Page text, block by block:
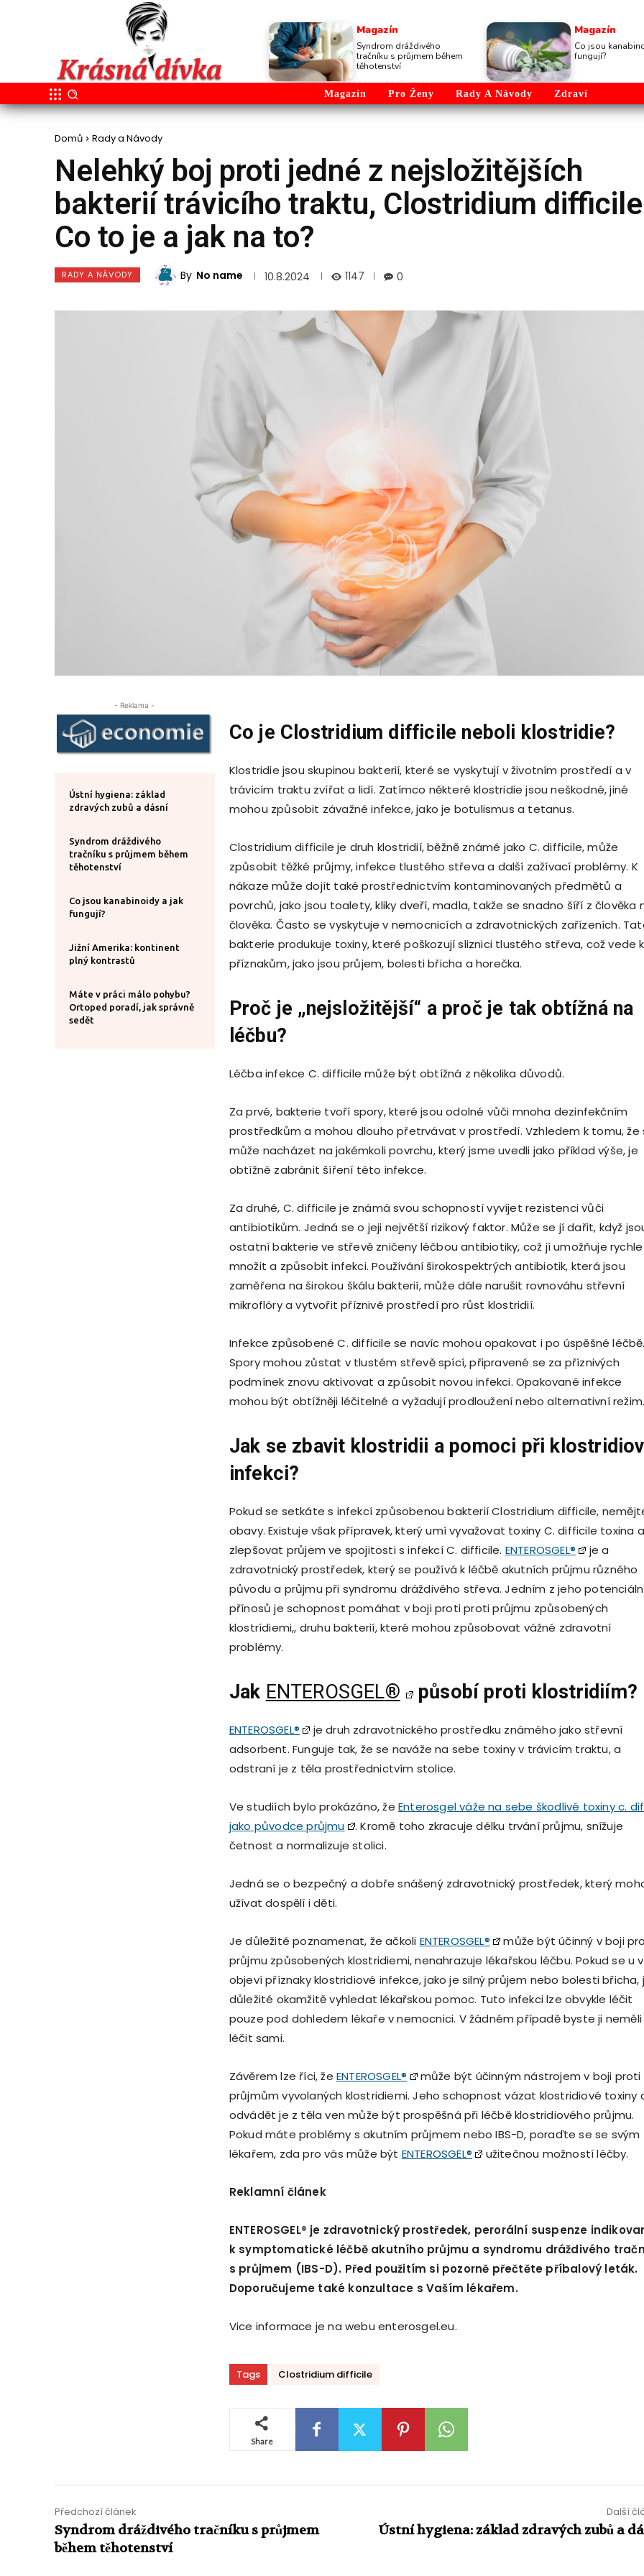
Magazín
Syndrom dráždivého
tračníku s průjmem během
těhotenství
Magazín
Co jsou
fungují?
Magazín Pro Ženy Rady A Návody Zdraví
Domů Rady a Návody
Nelehký boj proti jedné z nejsložitějších
bakterií trávicího traktu, Clostridium
Co to je a jak na to?
RADY A NÁVODY By No name 10.8.2024 1147 0
- Reklama -
Ústní hygiena: základ
zdravých zubů a dásní
Syndrom dráždivého
tračníku s průjmem během
těhotenství
Co jsou kanabinoidy a jak
fungují?
Jižní Amerika: kontinent
plný kontrastů
Máte v práci málo pohybu?
Ortoped poradí, jak správně
sedět
Co je Clostridium difficile neboli klostridie?
Klostridie jsou skupinou bakterií, které se vyskytují v životním prostředí a v
trávicím traktu zvířat a lidí. Zatímco některé klostridie jsou neškodné, jiné
mohou způsobit závažné infekce, jako je botulismus a tetanus.
Clostridium difficile je druh klostridií, běžně známé jako C. difficile, může
způsobit těžké průjmy, infekce tlustého střeva a další zažívací problémy. K
nákaze může dojít také prostřednictvím kontaminovaných předmětů a
povrchů, jako jsou toalety, kliky dveří, madla, takže se snadno šíří z člověka
člověka. Často se vyskytuje v nemocnicích a zdravotnických zařízeních.
bakterie produkuje toxiny, které poškozují sliznici tlustého střeva, což vede k
příznakům, jako jsou průjem, bolesti břicha a horečka.
Proč je „nejsložitější“ a proč je tak obtížná na
léčbu?
Léčba infekce C. difficile může být obtížná z několika důvodů.
Za prvé, bakterie tvoří spory, které jsou odolné vůči mnoha dezinfekčním
prostředkům a mohou dlouho přetrvávat v prostředí. Vzhledem k tomu, že
může nacházet na jakémkoli povrchu, který jsme uvedli jako příklad výše, je
obtížné zabránit šíření této infekce.
Za druhé, C. difficile je známá svou schopností vyvíjet rezistenci vůči
antibiotikům. Jedná se o jeji největší rizikový faktor. Může se jí dařit, když
ostatní bakterie ve střevě zničeny léčbou antibiotiky, což jí umožňuje
množit a způsobit infekci. Používání širokospektrých antibiotik, která jsou
zaměřena na širokou škálu bakterií, může dále narušit rovnováhu střevní
mikroflóry a vytvořit příznivé prostředí pro růst klostridií.
Infekce způsobené C. difficile se navíc mohou opakovat i po úspěšné
Spory mohou zůstat v tlustém střevě spící, připravené se za příznivých
podmínek znovu aktivovat a způsobit novou infekci. Opakované infekce
mohou být obtížněji léčitelné a vyžadují prodloužení nebo alternativní
Jak se zbavit klostridii a pomoci při klostridiov
infekci?
Pokud se setkáte s infekcí způsobenou bakterií Clostridium difficile,
obavy. Existuje však přípravek, který umí vyvažovat toxiny C. difficile toxina a
zlepšovat průjem ve spojitosti s infekcí C. difficile. ENTEROSGEL®
je a
zdravotnický prostředek, který se používá k léčbě akutních průjmu různého
původu a průjmu při syndromu dráždivého střeva. Jedním z jeho
přínosů je schopnost pomáhat v boji proti proti průjmu způsobených
klostrídiemi,, druhu bakterií, které mohou způsobovat vážné zdravotní
problémy.
Jak ENTEROSGEL® působí proti klostridiím?
ENTEROSGEL®
je druh zdravotnického prostředku známého jako střevní
adsorbent. Funguje tak, že se naváže na sebe toxiny v trávicím traktu, a
odstraní je z těla prostřednictvím stolice.
Ve studiích bylo prokázáno, že Enterosgel váže na sebe škodlivé toxiny c.
jako původce průjmu
. Kromě toho zkracuje délku trvání průjmu, snížuje
četnost a normalizuje stolici.
Jedná se o bezpečný a dobře snášený zdravotnický prostředek, který
užívat dospělí i děti.
Je důležité poznamenat, že ačkoli ENTEROSGEL®
může být účinný v boji
průjmu způsobených klostridiemi, nenahrazuje lékařskou léčbu. Pokud se u
objeví příznaky klostridiové infekce, jako je silný průjem nebo bolesti břicha,
důležité okamžitě vyhledat lékařskou pomoc. Tuto infekci lze obvykle léčit
pouze pod dohledem lékaře v nemocnici. V žádném případě byste ji neměli
léčit sami.
Závěrem lze říci, že ENTEROSGEL®
může být účinným nástrojem v boji proti
průjmům vyvolaných klostridiemi. Jeho schopnost vázat klostridiové toxiny
odvádět je z těla ven může být prospěšná při léčbě klostridiového průjmu.
Pokud máte problémy s akutním průjmem nebo IBS-D, poraďte se se svým
lékařem, zda pro vás může být ENTEROSGEL® užitečnou možností léčby.
Reklamní článek
ENTEROSGEL® je zdravotnický prostředek, perorální suspenze
k symptomatické léčbě akutního průjmu a syndromu dráždivého
s průjmem (IBS-D). Před použitím si pozorně přečtěte příbalový leták.
Doporučujeme také konzultace s Vaším lékařem.
Vice informace je na webu enterosgel.eu.
Tags Clostridium difficile
Share
Předchozí článek
Syndrom dráždivého tračníku s průjmem
během těhotenství
Další
Ústní hygiena: základ zdravých zubů a